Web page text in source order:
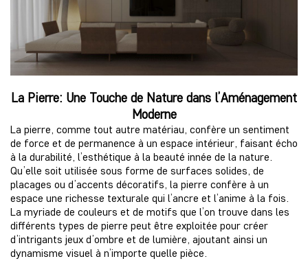
La Pierre: Une Touche de Nature dans l’Aménagement
Moderne
La pierre, comme tout autre matériau, confère un sentiment
de force et de permanence à un espace intérieur, faisant écho
à la durabilité, l’esthétique à la beauté innée de la nature.
Qu’elle soit utilisée sous forme de surfaces solides, de
placages ou d’accents décoratifs, la pierre confère à un
espace une richesse texturale qui l’ancre et l’anime à la fois.
La myriade de couleurs et de motifs que l’on trouve dans les
différents types de pierre peut être exploitée pour créer
d’intrigants jeux d’ombre et de lumière, ajoutant ainsi un
dynamisme visuel à n’importe quelle pièce.